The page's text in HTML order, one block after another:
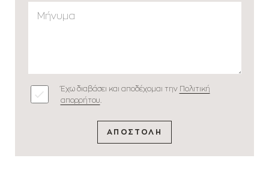
Έχω διαβάσει και αποδέχομαι την Πολιτική
απορρήτου
ΑΠΟΣΤΟΛΗ